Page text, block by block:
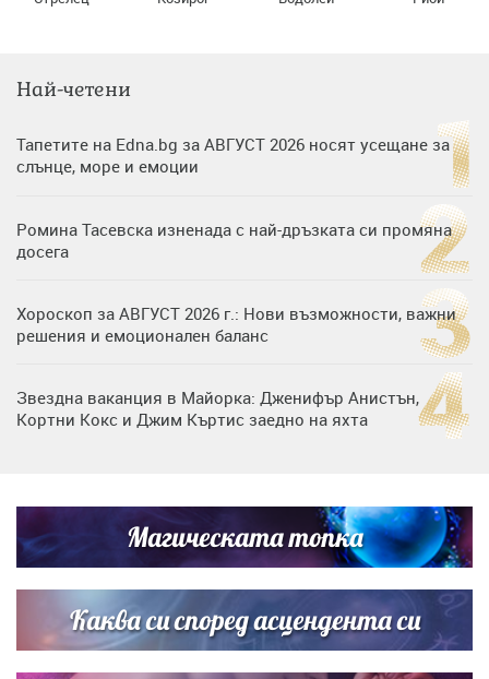
Най-четени
Тапетите на Edna.bg за АВГУСТ 2026 носят усещане за
слънце, море и емоции
Ромина Тасевска изненада с най-дръзката си промяна
досега
Хороскоп за АВГУСТ 2026 г.: Нови възможности, важни
решения и емоционален баланс
Звездна ваканция в Майорка: Дженифър Анистън,
Кортни Кокс и Джим Къртис заедно на яхта
Братя Аргирови я изненадаха с песен
Дъщерята на Гала - Мари отплава с любимия и двете
си деца на семейна морска приказка
Магическата топка
Каква си според асцендента си